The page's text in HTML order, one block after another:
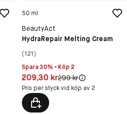
50 ml
BeautyAct
HydraRepair Melting Cream
(121)
Spara 30% • Köp 2
Pris: 209,30 kr
209,30 krOriginal pris:
299 kr
Pris per styck vid köp av 2